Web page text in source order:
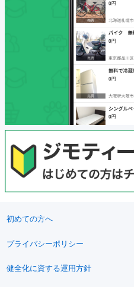
初めての方へ
プライバシーポリシー
健全化に資する運用方針